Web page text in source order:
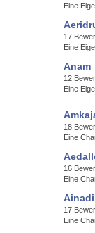
Eine
17
Eine
Anam
12
Eine
18
Eine
16
Eine
17
Eine